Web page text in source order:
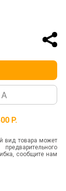
P.
вид товара может
сообщите нам